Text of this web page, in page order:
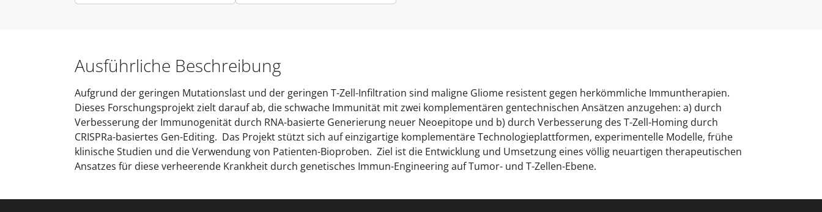
Ausführliche Beschreibung
Aufgrund der geringen Mutationslast und der geringen T-Zell-Infiltration sind maligne Gliome resistent gegen herkömmliche Immuntherapien.
Dieses Forschungsprojekt zielt darauf ab, die schwache Immunität mit zwei komplementären gentechnischen Ansätzen anzugehen: a) durch
Verbesserung der Immunogenität durch RNA-basierte Generierung neuer Neoepitope und b) durch Verbesserung des T-Zell-Homing durch
CRISPRa-basiertes Gen-Editing. Das Projekt stützt sich auf einzigartige komplementäre Technologieplattformen, experimentelle Modelle, frühe
klinische Studien und die Verwendung von Patienten-Bioproben. Ziel ist die Entwicklung und Umsetzung eines völlig neuartigen therapeutischen
Ansatzes für diese verheerende Krankheit durch genetisches Immun-Engineering auf Tumor- und T-Zellen-Ebene.